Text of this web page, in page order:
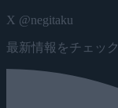
X @negitaku
最新情報をチェック